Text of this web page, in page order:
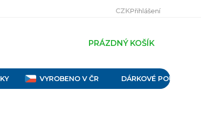
výměna a reklamace Velikostní tabulky
CZKPřihlášení
PRÁZDNÝ KOŠÍK
VYROBENO V ČR DÁRKOVÉ POUKAZY